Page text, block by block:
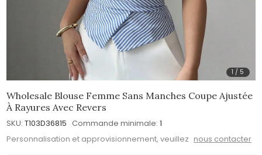
1 / 5
Wholesale Blouse Femme Sans Manches Coupe Ajustée
À Rayures Avec Revers
SKU: T103D36815 Commande minimale: 1
Personnalisation et approvisionnement, veuillez nous contacter